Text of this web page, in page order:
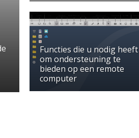
Functies die u nodig heeft
om ondersteuning te
bieden op een remote
computer